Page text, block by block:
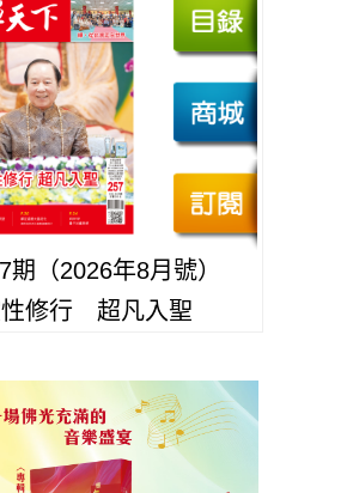
期（2026年8月號）
修行 超凡入聖